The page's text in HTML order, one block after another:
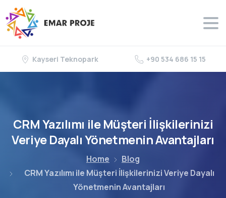
Kayseri Teknopark +90 534 686 15 15
CRMYazılımı ile Müşteri İlişkilerinizi
Veriye DayalıYönetmeninAvantajları
Home
Blog
CRM Yazılımı ile Müşteri İlişkilerinizi Veriye Dayalı
Yönetmenin Avantajları